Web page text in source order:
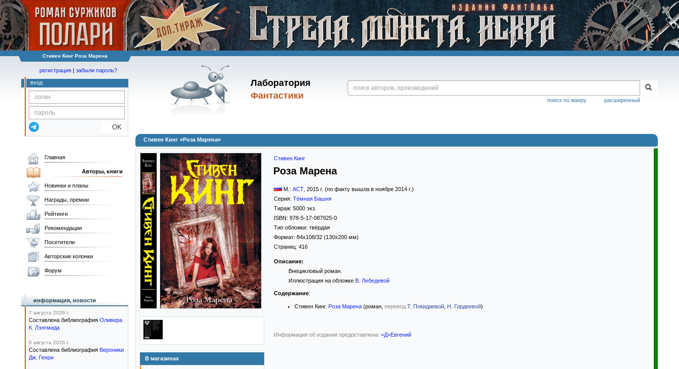
Стивен Кинг Роза Марена
Лаборатория
Фантастики
расширенный
поиск по жанру
регистрация | забыли пароль?
вход
OK
Стивен Кинг «Роза Марена»
В магазинах
Стивен Кинг
Роза Марена
М.: АСТ 2015 г. (по факту вышла в ноябре 2014 г.)
Серия: Тёмная Башня
Тираж: 5000 экз.
ISBN: 978-5-17-087925-0
Тип обложки: твёрдая
Формат: 84x108/32 (130x200 мм)
Страниц: 416
Описание:
Внецикловый роман.
Иллюстрация на обложке В. Лебедевой
Содержание:
Стивен Кинг. Роза Марена (роман, перевод Т. Покидаевой Н. Гордеевой)
Информация об издании предоставлена: =Д=Евгений
Главная
Авторы, книги
Новинки и планы
Награды, премии
Рейтинги
Рекомендации
Посетители
Авторские колонки
Форум
информация, новости
7 августа 2026 г.
Составлена библиография Оливера
К. Лэнгмида
6 августа 2026 г.
Составлена библиография Вероники
Дж. Генри